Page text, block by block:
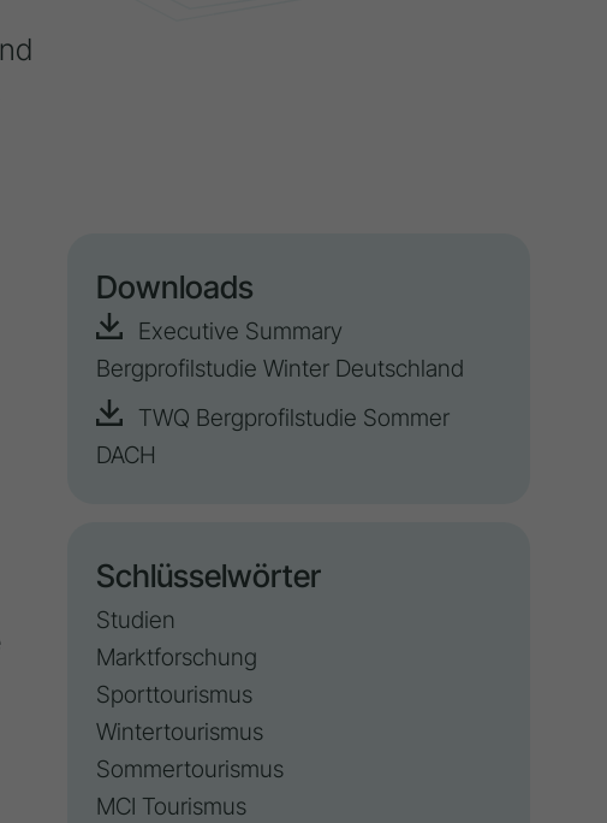
Downloads
Executive Summary
Bergprofilstudie Winter Deutschland
TWQ Bergprofilstudie Sommer
DACH
Schlüsselwörter
Studien
Marktforschung
Sporttourismus
Wintertourismus
Sommertourismus
MCI Tourismus